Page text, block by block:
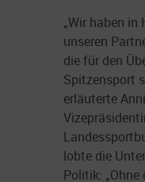
„Wir haben in
unseren
die für den
Spitzensport
erläuterte
lobte die
Politik: